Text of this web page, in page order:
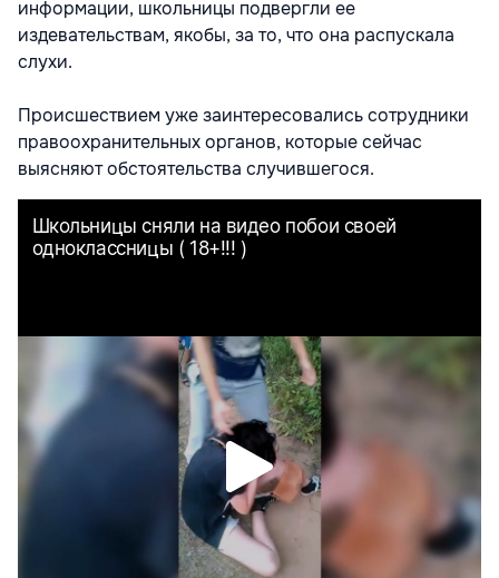
информации, школьницы подвергли ее
издевательствам, якобы, за то, что она распускала
слухи.
Происшествием уже заинтересовались сотрудники
правоохранительных органов, которые сейчас
выясняют обстоятельства случившегося.